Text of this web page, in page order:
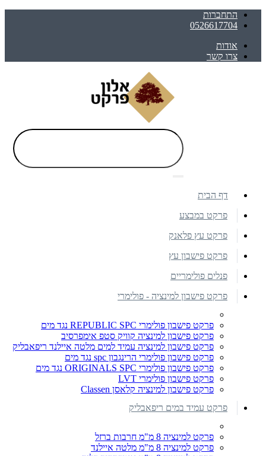
התחברות
0526617704
אודות
צרו קשר
דף הבית
פרקט במבצע
פרקט עץ פלאנק
פרקט פישבון עץ
פנלים פולימריים
פרקט פישבון למינציה - פולימרי
פרקט פישבון פולימרי REPUBLIC SPC נגד מים
פרקט פישבון למינציה קוויק סטפ אימפרסיב
פרקט פישבון למינציה עמיד למים מלטה איילנד ריפאבליק
פרקט פישבון פולימרי הרינגבון spc נגד מים
פרקט פישבון פולימרי ORIGINALS SPC נגד מים
פרקט פישבון פולימרי LVT
פרקט פישבון למינציה קלאסן Classen
פרקט עמיד במים ריפאבליק
פרקט למינציה 8 מ"מ חרבות ברזל
פרקט למינציה 8 מ"מ מלטה איילנד